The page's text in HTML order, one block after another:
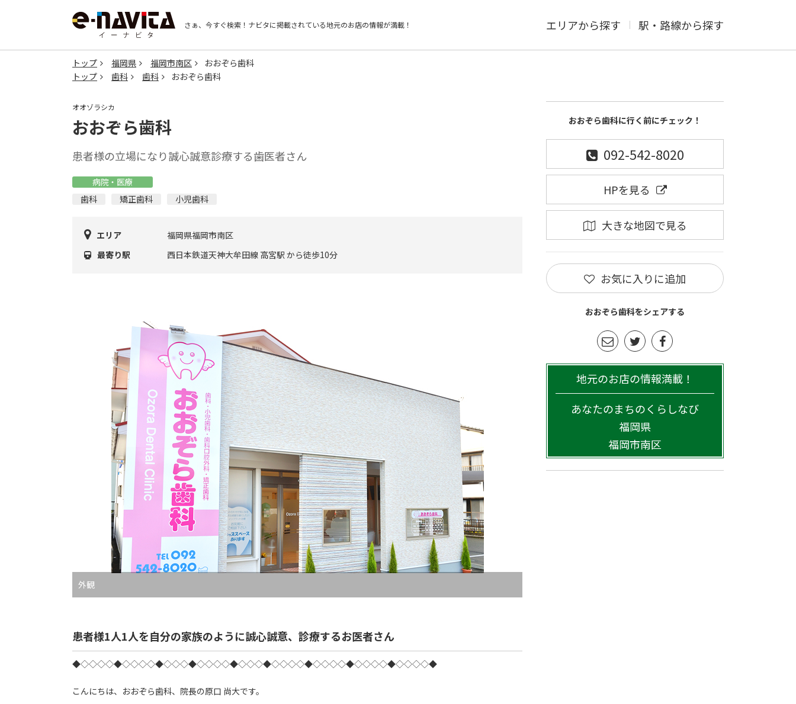
さぁ、今すぐ検索！ ナビタに掲載されている地元のお店の情報が満載！ エリアから探す 駅・路線から探す
トップ 福岡県 福岡市南区
おおぞら歯科
トップ
歯科 歯科 おおぞら歯科
オオゾラシカ
おおぞら歯科
患者様の立場になり誠心誠意診療する歯医者さん
病院・医療
歯科
矯正歯科 小児歯科
エリア
福岡県福岡市南区
最寄り駅
西日本鉄道天神大牟田線 高宮駅 から徒歩10分
外観
患者様1人1人を自分の家族のように誠心誠意、診療するお医者さん
◆◇◇◇◇◆◇◇◇◇◆◇◇◇◆◇◇◇◇◆◇◇◇◆◇◇◇◇◆◇◇◇◇◆◇◇◇◇◆◇◇◇◇◆
こんにちは、おおぞら歯科、院長の原口 尚大です。
おおぞら歯科に行く前にチェック！
092-542-8020
HPを見る
大きな地図で見る
お気に入りに追加
おおぞら歯科をシェアする
地元のお店の情報満載！
あなたのまちのくらしなび
福岡県
福岡市南区